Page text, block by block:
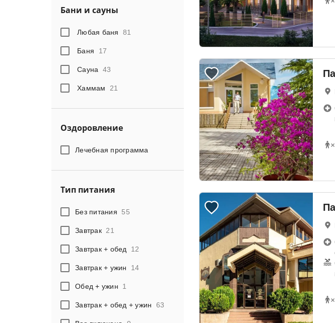
Бани и сауны
Любая баня 81
Баня 17
Сауна 43
Хаммам 21
Оздоровление
Лечебная программа
Тип питания
Без питания 55
Завтрак 21
Завтрак + обед 12
Завтрак + ужин 14
Обед + ужин 1
Завтрак + обед + ужин 63
×
×